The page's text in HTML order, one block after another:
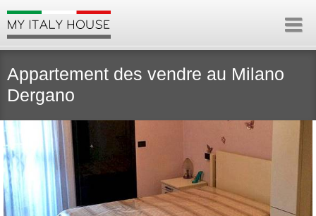
Appartement des vendre au Milano
Dergano